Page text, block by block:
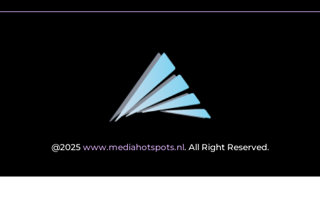
@2025 www.mediahotspots.nl. All Right Reserved.